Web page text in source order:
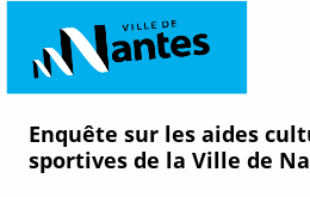
Enquête sur les aides
sportives de la Ville de